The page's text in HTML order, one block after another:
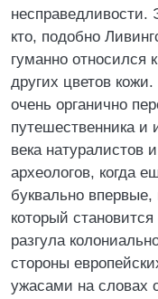
несправедливости.
кто, подобно
гуманно относился
других цветов
очень органично
путешественника и
века натуралистов
археологов, когда
буквально впервые,
который
разгула
стороны
ужасами на словах